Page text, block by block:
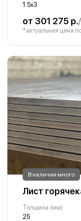
1.5х3
от 301 275 р.
*актуальная цена
В наличии много
Лист
Толщина (мм)
25